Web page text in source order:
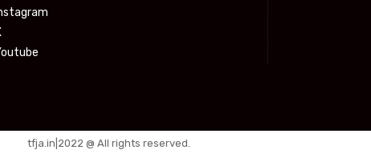
tfja.in|2022 @ All rights reserved.